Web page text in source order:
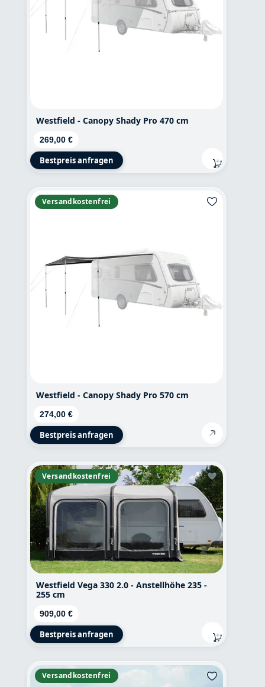
Westfield - Canopy Shady Pro 470 cm
Regulärer Preis:
269,00 €
Bestpreis anfragen
Versandkostenfrei
Westfield - Canopy Shady Pro 570 cm
Regulärer Preis:
274,00 €
Bestpreis anfragen
Versandkostenfrei
Westfield Vega 330 2.0 - Anstellhöhe 235 -
255 cm
Regulärer Preis:
909,00 €
Bestpreis anfragen
Versandkostenfrei